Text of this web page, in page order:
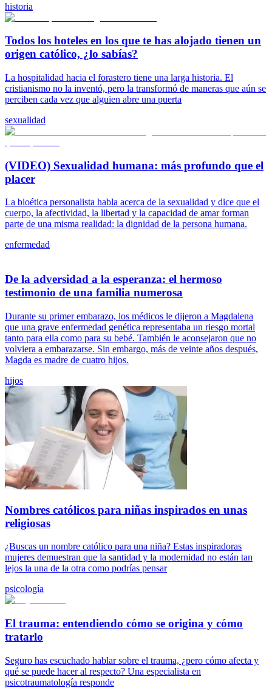
historia
Todos los hoteles en los que te has alojado tienen un
origen católico, ¿lo sabías?
La hospitalidad hacia el forastero tiene una larga historia. El
cristianismo no la inventó, pero la transformó de maneras que aún se
perciben cada vez que alguien abre una puerta
sexualidad
(VIDEO) Sexualidad humana: más profundo que el
placer
La bioética personalista habla acerca de la sexualidad y dice que el
cuerpo, la afectividad, la libertad y la capacidad de amar forman
parte de una misma realidad: la dignidad de la persona humana.
enfermedad
De la adversidad a la esperanza: el hermoso
testimonio de una familia numerosa
Durante su primer embarazo, los médicos le dijeron a Magdalena
que una grave enfermedad genética representaba un riesgo mortal
tanto para ella como para su bebé. También le aconsejaron que no
volviera a embarazarse. Sin embargo, más de veinte años después,
Magda es madre de cuatro hijos.
hijos
Nombres católicos para niñas inspirados en unas
religiosas
¿Buscas un nombre católico para una niña? Estas inspiradoras
mujeres demuestran que la santidad y la modernidad no están tan
lejos la una de la otra como podrías pensar
psicología
El trauma: entendiendo cómo se origina y cómo
tratarlo
Seguro has escuchado hablar sobre el trauma, ¿pero cómo afecta y
qué se puede hacer al respecto? Una especialista en
psicotraumatología responde